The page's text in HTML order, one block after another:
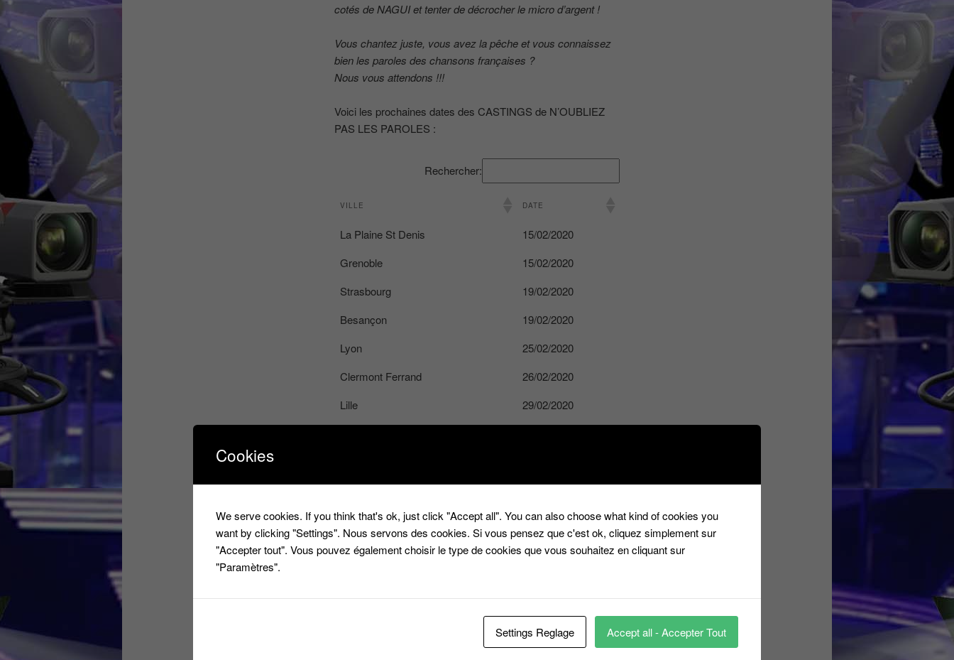
cotés de NAGUI et tenter de décrocher le micro d’argent !
Vous chantez juste, vous avez la pêche et vous connaissez
bien les paroles des chansons françaises ?
Nous vous attendons !!!
Voici les prochaines dates des CASTINGS de N’OUBLIEZ
PAS LES PAROLES :
Rechercher:
VILLE DATE
La Plaine St Denis
15/02/2020
Grenoble
15/02/2020
Strasbourg
19/02/2020
Besançon
19/02/2020
Lyon
25/02/2020
Clermont Ferrand
26/02/2020
Lille
29/02/2020
Agen
04/03/2020
La Plaine St Denis
11/03/2020
Reins
14/03/2020
Nantes
17/03/2020
18/03/2020
Cookies
We serve cookies. If you think that's ok, just click "Accept all". You can also choose what kind of cookies you
want by clicking "Settings". Nous servons des cookies. Si vous pensez que c'est ok, cliquez simplement sur
"Accepter tout". Vous pouvez également choisir le type de cookies que vous souhaitez en cliquant sur
"Paramètres".
Settings Reglage Accept all - Accepter Tout